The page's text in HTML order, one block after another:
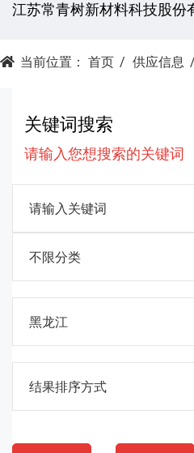
杭州昕劲复材科技有限公司
当前位置： 首页 供应信息
关键词搜索
请输入您想搜索的关键词
不限分类
黑龙江
结果排序方式